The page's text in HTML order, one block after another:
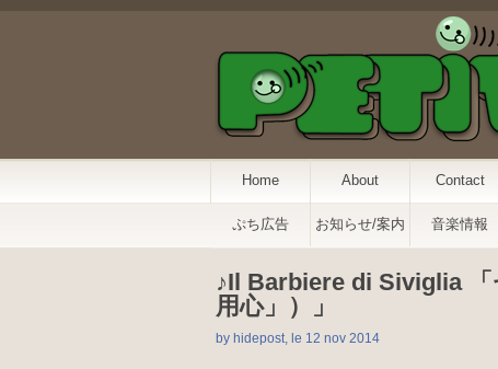
Home About Contact
ぷち広告 お知らせ/案内 音楽情報
♪Il Barbiere di Siviglia
用心」）」
by hidepost, le 12 nov 2014